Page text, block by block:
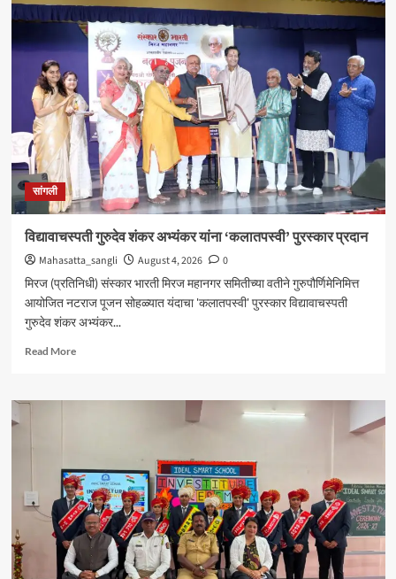
जत्राट
येथील
बेपत्ता
डॉक्टरचा
मृतदेह
अखेर
सापडला
सांगली
विद्यावाचस्पती गुरुदेव शंकर अभ्यंकर यांना ‘कलातपस्वी’ पुरस्कार प्रदान
Mahasatta_sangli August 4, 2026
0
मिरज (प्रतिनिधी) संस्कार भारती मिरज महानगर समितीच्या वतीने गुरुपौर्णिमेनिमित्त
आयोजित नटराज पूजन सोहळ्यात यंदाचा 'कलातपस्वी' पुरस्कार विद्यावाचस्पती
गुरुदेव शंकर अभ्यंकर...
Read MoreRead
विद्यावाचस्पती
यांना
‘कलातपस्वी’
पुरस्कार
प्रदान